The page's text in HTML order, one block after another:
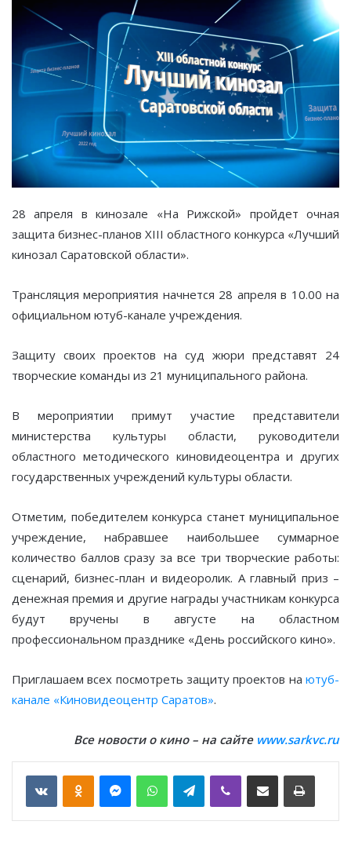
28 апреля в кинозале «На Рижской» пройдет очная
защита бизнес-планов XIII областного конкурса «Лучший
кинозал Саратовской области».
Трансляция мероприятия начнется 28 апреля в 10.00 на
официальном ютуб-канале учреждения.
Защиту своих проектов на суд жюри представят 24
творческие команды из 21 муниципального района.
В мероприятии примут участие представители
министерства культуры области, руководители
областного методического киновидеоцентра и других
государственных учреждений культуры области.
Отметим, победителем конкурса станет муниципальное
учреждение, набравшее наибольшее суммарное
количество баллов сразу за все три творческие работы:
сценарий, бизнес-план и видеоролик. А главный приз –
денежная премия и другие награды участникам конкурса
будут вручены в августе на областном
профессиональном празднике «День российского кино».
Приглашаем всех посмотреть защиту проектов на ютуб-
канале «Киновидеоцентр Саратов».
Все новости о кино – на сайте www.sarkvc.ru
VKontakte WhatsApp Telegram